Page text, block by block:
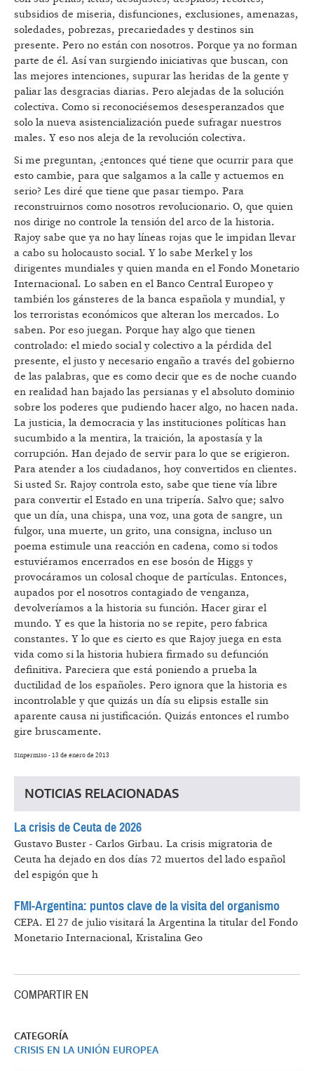
subsidios de miseria, disfunciones, exclusiones, amenazas,
soledades, pobrezas, precariedades y destinos sin
presente. Pero no están con nosotros. Porque ya no forman
parte de él. Así van surgiendo iniciativas que buscan, con
las mejores intenciones, supurar las heridas de la gente y
paliar las desgracias diarias. Pero alejadas de la solución
colectiva. Como si reconociésemos desesperanzados que
solo la nueva asistencialización puede sufragar nuestros
males. Y eso nos aleja de la revolución colectiva.
Si me preguntan, ¿entonces qué tiene que ocurrir para que
esto cambie, para que salgamos a la calle y actuemos en
serio? Les diré que tiene que pasar tiempo. Para
reconstruirnos como nosotros revolucionario. O, que quien
nos dirige no controle la tensión del arco de la historia.
Rajoy sabe que ya no hay líneas rojas que le impidan llevar
a cabo su holocausto social. Y lo sabe Merkel y los
dirigentes mundiales y quien manda en el Fondo Monetario
Internacional. Lo saben en el Banco Central Europeo y
también los gánsteres de la banca española y mundial, y
los terroristas económicos que alteran los mercados. Lo
saben. Por eso juegan. Porque hay algo que tienen
controlado: el miedo social y colectivo a la pérdida del
presente, el justo y necesario engaño a través del gobierno
de las palabras, que es como decir que es de noche cuando
en realidad han bajado las persianas y el absoluto dominio
sobre los poderes que pudiendo hacer algo, no hacen nada.
La justicia, la democracia y las instituciones políticas han
sucumbido a la mentira, la traición, la apostasía y la
corrupción. Han dejado de servir para lo que se erigieron.
Para atender a los ciudadanos, hoy convertidos en clientes.
Si usted Sr. Rajoy controla esto, sabe que tiene vía libre
para convertir el Estado en una tripería. Salvo que; salvo
que un día, una chispa, una voz, una gota de sangre, un
fulgor, una muerte, un grito, una consigna, incluso un
poema estimule una reacción en cadena, como si todos
estuviéramos encerrados en ese bosón de Higgs y
provocáramos un colosal choque de partículas. Entonces,
aupados por el nosotros contagiado de venganza,
devolveríamos a la historia su función. Hacer girar el
mundo. Y es que la historia no se repite, pero fabrica
constantes. Y lo que es cierto es que Rajoy juega en esta
vida como si la historia hubiera firmado su defunción
definitiva. Pareciera que está poniendo a prueba la
ductilidad de los españoles. Pero ignora que la historia es
incontrolable y que quizás un día su elipsis estalle sin
aparente causa ni justificación. Quizás entonces el rumbo
gire bruscamente.
Sinpermiso - 13 de enero de 2013
NOTICIAS RELACIONADAS
La crisis de Ceuta de 2026
Gustavo Buster - Carlos Girbau. La crisis migratoria de
Ceuta ha dejado en dos días 72 muertos del lado español
del espigón que h
FMI-Argentina: puntos clave de la visita del organismo
CEPA. El 27 de julio visitará la Argentina la titular del Fondo
Monetario Internacional, Kristalina Geo
COMPARTIR EN
CATEGORÍA
CRISIS EN LA UNIÓN EUROPEA